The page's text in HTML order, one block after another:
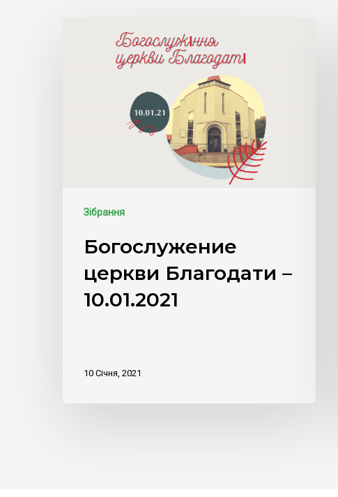
Зібрання
Богослужение
церкви Благодати –
10.01.2021
10 Січня, 2021